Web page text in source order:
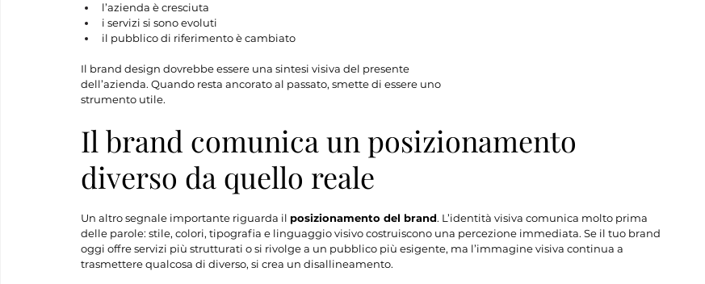
l’azienda è cresciuta
i servizi si sono evoluti
il pubblico di riferimento è cambiato
Il brand design dovrebbe essere una sintesi visiva del presente
dell’azienda. Quando resta ancorato al passato, smette di essere uno
strumento utile.
Il brand comunica un posizionamento
diverso da quello reale
Un altro segnale importante riguarda il posizionamento del brand. L’identità visiva comunica molto prima
delle parole: stile, colori, tipografia e linguaggio visivo costruiscono una percezione immediata. Se il tuo brand
oggi offre servizi più strutturati o si rivolge a un pubblico più esigente, ma l’immagine visiva continua a
trasmettere qualcosa di diverso, si crea un disallineamento.